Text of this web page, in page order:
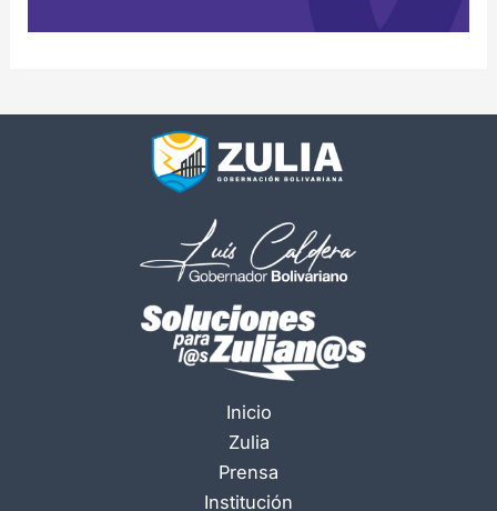
Inicio
Zulia
Prensa
Institución